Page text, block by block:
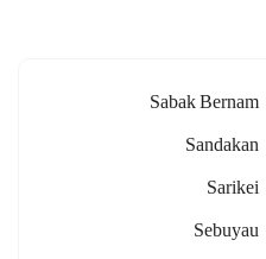
Sabak Bernam
Sandakan
Sarikei
Sebuyau